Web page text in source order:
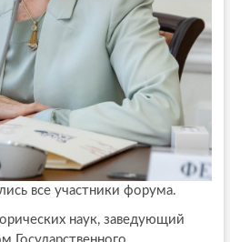
все участники форума.
наук, заведующий